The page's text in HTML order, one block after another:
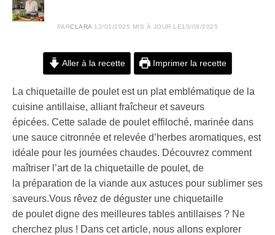
PARCLARA 12/01/2025 MIS À JOUR LE15/08/2025
Aller à la recette Imprimer la recette
La chiquetaille de poulet est un plat emblématique de la
cuisine antillaise, alliant fraîcheur et saveurs
épicées. Cette salade de poulet effiloché, marinée dans
une sauce citronnée et relevée d’herbes aromatiques, est
idéale pour les journées chaudes. Découvrez comment
maîtriser l’art de la chiquetaille de poulet, de
la préparation de la viande aux astuces pour sublimer ses
saveurs.Vous rêvez de déguster une chiquetaille
de poulet digne des meilleures tables antillaises ? Ne
cherchez plus ! Dans cet article, nous allons explorer